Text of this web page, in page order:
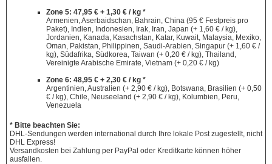
Zone 5: 47,95 € + 1,30 € / kg *
Armenien, Aserbaidschan, Bahrain, China (95 € Festpreis pro
Paket), Indien, Indonesien, Irak, Iran, Japan (+ 1,60 € / kg),
Jordanien, Kanada, Kasachstan, Katar, Kuwait, Malaysia, Mexiko,
Oman, Pakistan, Philippinen, Saudi-Arabien, Singapur (+ 1,60 € /
kg), Südafrika, Südkorea, Taiwan (+ 0,20 € / kg), Thailand,
Vereinigte Arabische Emirate, Vietnam (+ 0,20 € / kg)
Zone 6: 48,95 € + 2,30 € / kg *
Argentinien, Australien (+ 2,90 € / kg), Botswana, Brasilien (+ 0,50
€ / kg), Chile, Neuseeland (+ 2,90 € / kg), Kolumbien, Peru,
Venezuela
* Bitte beachten Sie:
DHL-Sendungen werden international durch Ihre lokale Post zugestellt, nicht
DHL Express!
Versandkosten bei Zahlung per PayPal oder Kreditkarte können höher
ausfallen.